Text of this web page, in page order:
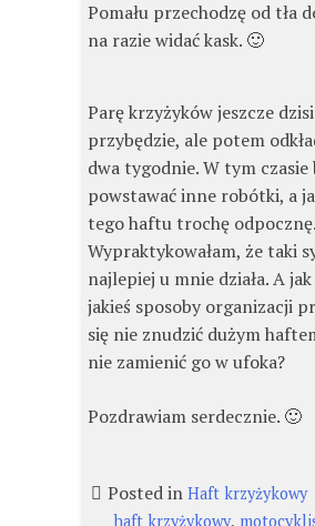
Pomału przechodzę od tła
na razie widać kask. 🙂
Parę krzyżyków jeszcze
przybędzie, ale potem
dwa tygodnie. W tym czasie
powstawać inne robótki, a
tego haftu trochę odpocznę.
Wypraktykowałam, że taki
najlepiej u mnie działa. A
jakieś sposoby organizacji
się nie znudzić dużym
nie zamienić go w ufoka?
Pozdrawiam serdecznie. 🙂
Posted in Haft krzyżykowy
haft krzyżykowy,